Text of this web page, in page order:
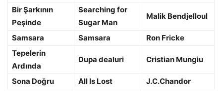
Bir Şarkının
Peşinde
Searching for
Sugar Man
Malik Bendjelloul
Samsara Samsara
Ron Fricke
Tepelerin
Ardında
Dupa dealuri Cristian Mungiu
Sona Doğru All Is Lost J.C.Chandor